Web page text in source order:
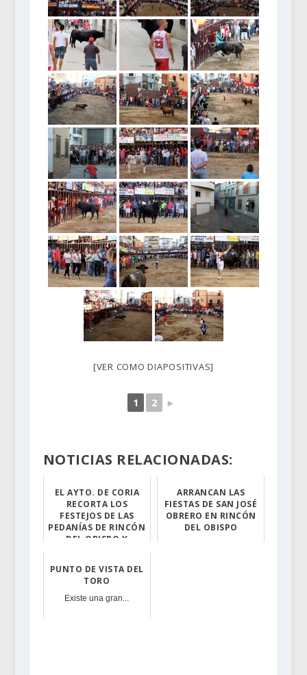
[VER COMO DIAPOSITIVAS]
1 2 ►
NOTICIAS RELACIONADAS:
EL AYTO. DE CORIA
RECORTA LOS
FESTEJOS DE LAS
PEDANÍAS DE RINCÓN
DEL OBISPO Y
Esto supone la ...
ARRANCAN LAS
FIESTAS DE SAN JOSÉ
OBRERO EN RINCÓN
DEL OBISPO
PUNTO DE VISTA DEL
TORO
Existe una gran...